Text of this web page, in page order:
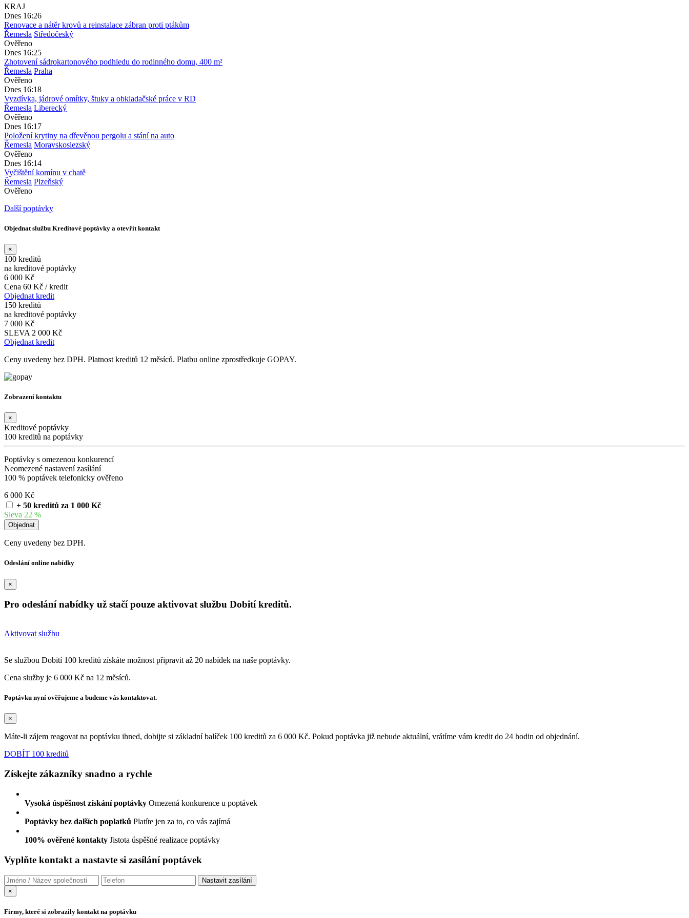
KRAJ
Dnes 16:26
Renovace a nátěr krovů a reinstalace zábran proti ptákům
Řemesla Středočeský
Ověřeno
Dnes 16:25
Zhotovení sádrokartonového podhledu do rodinného domu, 400 m²
Řemesla Praha
Ověřeno
Dnes 16:18
Vyzdívka, jádrové omítky, štuky a obkladačské práce v RD
Řemesla Liberecký
Ověřeno
Dnes 16:17
Položení krytiny na dřevěnou pergolu a stání na auto
Řemesla Moravskoslezský
Ověřeno
Dnes 16:14
Vyčištění komínu v chatě
Řemesla Plzeňský
Ověřeno
Další poptávky
Objednat službu Kreditové poptávky a otevřít kontakt
×
100 kreditů
na kreditové poptávky
6 000 Kč
Cena 60 Kč / kredit
Objednat kredit
150 kreditů
na kreditové poptávky
7 000 Kč
SLEVA 2 000 Kč
Objednat kredit
Ceny uvedeny bez DPH. Platnost kreditů 12 měsíců. Platbu online zprostředkuje GOPAY.
Zobrazení kontaktu
×
Kreditové poptávky
100 kreditů na poptávky
Poptávky s omezenou konkurencí
Neomezené nastavení zasílání
100 % poptávek telefonicky ověřeno
6 000 Kč
+ 50 kreditů za 1 000 Kč
Sleva 22 %
Ceny uvedeny bez DPH.
Odeslání online nabídky
×
Pro odeslání nabídky už stačí pouze aktivovat službu Dobití kreditů.
Aktivovat službu
Se službou Dobití 100 kreditů získáte možnost připravit až 20 nabídek na naše poptávky.
Cena služby je 6 000 Kč na 12 měsíců.
Poptávku nyní ověřujeme a budeme vás kontaktovat.
×
Máte-li zájem reagovat na poptávku ihned, dobijte si základní balíček 100 kreditů za 6 000 Kč. Pokud poptávka již nebude aktuální, vrátíme vám kredit do 24 hodin od objednání.
DOBÍT 100 kreditů
Získejte zákazníky snadno a rychle
Vysoká úspěšnost získání poptávky Omezená konkurence u poptávek
Poptávky bez dalších poplatků Platíte jen za to, co vás zajímá
100% ověřené kontakty Jistota úspěšné realizace poptávky
Vyplňte kontakt a nastavte si zasílání poptávek
×
Firmy, které si zobrazily kontakt na poptávku